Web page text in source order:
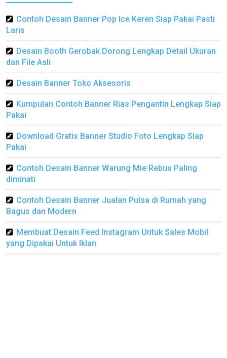
Contoh Desain Banner Pop Ice Keren Siap Pakai Pasti
Laris
Desain Booth Gerobak Dorong Lengkap Detail Ukuran
dan File Asli
Desain Banner Toko Aksesoris
Kumpulan Contoh Banner Rias Pengantin Lengkap Siap
Pakai
Download Gratis Banner Studio Foto Lengkap Siap
Pakai
Contoh Desain Banner Warung Mie Rebus Paling
diminati
Contoh Desain Banner Jualan Pulsa di Rumah yang
Bagus dan Modern
Membuat Desain Feed Instagram Untuk Sales Mobil
yang Dipakai Untuk Iklan